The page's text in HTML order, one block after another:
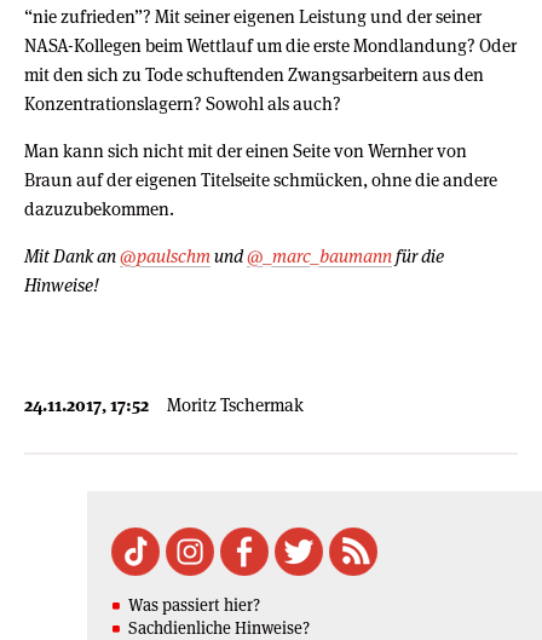
“nie zufrieden”? Mit seiner eigenen Leistung und der seiner
NASA-Kollegen beim Wettlauf um die erste Mondlandung? Oder
mit den sich zu Tode schuftenden Zwangsarbeitern aus den
Konzentrationslagern? Sowohl als auch?
Man kann sich nicht mit der einen Seite von Wernher von
Braun auf der eigenen Titelseite schmücken, ohne die andere
dazuzubekommen.
Mit Dank an@paulschm und@_marc_baumannfür die
Hinweise!
24.11.2017, 17:52 Moritz Tschermak
Was passiert hier?
Sachdienliche Hinweise?